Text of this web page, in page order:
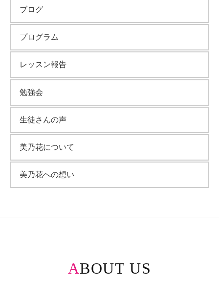
ブログ
プログラム
レッスン報告
勉強会
生徒さんの声
美乃花について
美乃花への想い
ABOUT US